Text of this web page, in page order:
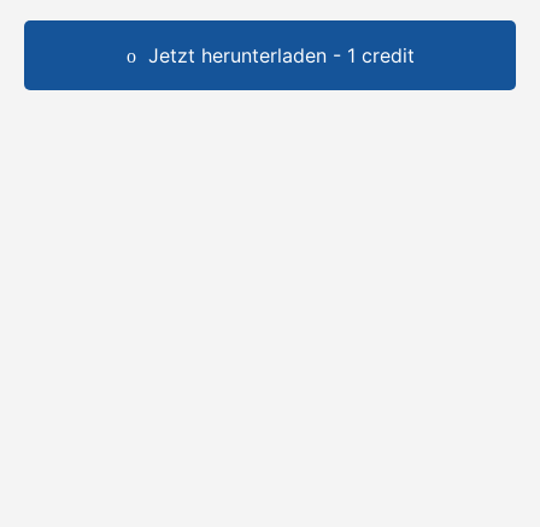
Jetzt herunterladen - 1 credit